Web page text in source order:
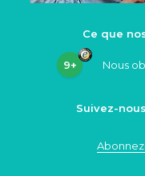
Ce que
9+ Nous
Suivez-